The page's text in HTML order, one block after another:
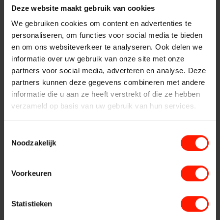
Deze website maakt gebruik van cookies
We gebruiken cookies om content en advertenties te
personaliseren, om functies voor social media te bieden
en om ons websiteverkeer te analyseren. Ook delen we
informatie over uw gebruik van onze site met onze
partners voor social media, adverteren en analyse. Deze
partners kunnen deze gegevens combineren met andere
informatie die u aan ze heeft verstrekt of die ze hebben
verzameld op basis van uw gebruik van hun services.
Noodzakelijk
Voorkeuren
Statistieken
Centers
Financiële
Instellingen
Openbare Orde &
Veiligheid
Verkeersleiding
Providers
Vervangende systemen
Systeemonderhoud
Implementatie
Services
Contact
chats te achterhalen. Daarnaast is het zeer interessant om
onderwerp te analyseren. Hierdoor ziet uw organisatie
verbetermogelijkheden door bijvoorbeeld andere
klantkanalen in te zetten voor bepaalde onderwerpen ten
behoeve van de efficiëntie en worden
verbetermogelijkheden voor bijvoorbeeld chatbots duidelijk.
Met tekstanalyse verkrijgt u snel en makkelijk
Actionable Insights en Foresights voor optimalisatie
Sales
Compliance
Marketingacties